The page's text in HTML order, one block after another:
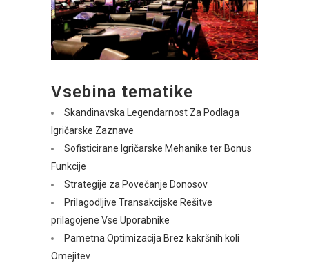
Vsebina tematike
Skandinavska Legendarnost Za Podlaga
Igričarske Zaznave
Sofisticirane Igričarske Mehanike ter Bonus
Funkcije
Strategije za Povečanje Donosov
Prilagodljive Transakcijske Rešitve
prilagojene Vse Uporabnike
Pametna Optimizacija Brez kakršnih koli
Omejitev